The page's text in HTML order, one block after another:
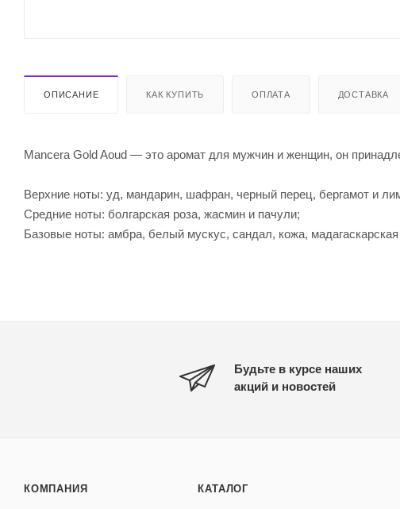
ОПИСАНИЕ КАК КУПИТЬ ОПЛАТА ДОСТАВКА
Mancera Gold Aoud — это аромат для мужчин и женщин, он
Верхние ноты: уд, мандарин, шафран, черный перец, бергамот и
Средние ноты: болгарская роза, жасмин и пачули;
Базовые ноты: амбра, белый мускус, сандал, кожа, мадагаскарская
Будьте в курсе наших
акций и новостей
КОМПАНИЯ КАТАЛОГ